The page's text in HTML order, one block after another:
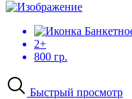
2+
800 гр.
Быстрый просмотр